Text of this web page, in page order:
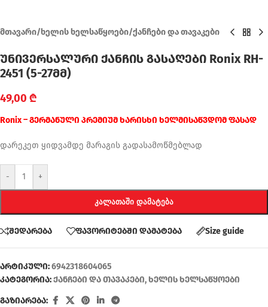
მთავარი/ხელის ხელსაწყოები/ქანჩები და თავაკები
უნივერსალური ქანჩის გასაღები Ronix RH-
2451 (5-27მმ)
49,00 ₾
Ronix – გერმანული პრემიუმ ხარისხი ხელმისაწვდომ ფასად
დარეკეთ ყიდვამდე მარაგის გადასამოწმებლად
- +
ᲙᲐᲚᲐᲗᲐᲨᲘ ᲓᲐᲛᲐᲢᲔᲑᲐ
შედარება ფავორიტებში დამატება Size guide
არტიკული:6942318604065
კატეგორია:ქანჩები და თავაკები,ხელის ხელსაწყოები
გაზიარება: